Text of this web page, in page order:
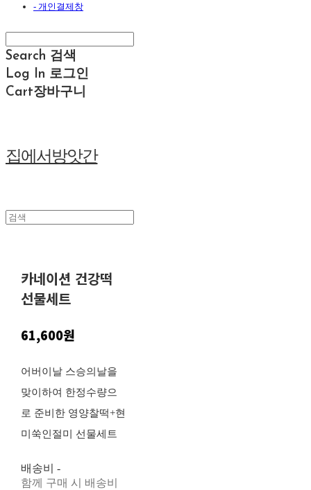
- 개인결제창
Search 검색
Log In 로그인
Cart장바구니
집에서방앗간
카네이션 건강떡
선물세트
61,600원
어버이날 스승의날을
맞이하여 한정수량으
로 준비한 영양찰떡+현
미쑥인절미 선물세트
배송비 -
함께 구매 시 배송비